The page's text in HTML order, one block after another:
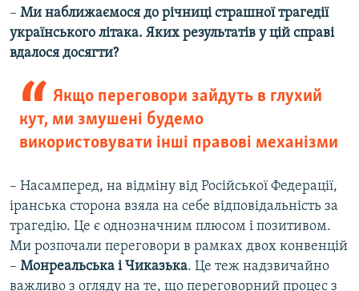
– Ми наближаємося до річниці страшної трагедії
українського літака. Яких результатів у цій справі
вдалося досягти?
Якщо переговори зайдуть в глухий
кут, ми змушені будемо
використовувати інші правові механізми
– Насамперед, на відміну від Російської Федерації,
іранська сторона взяла на себе відповідальність за
трагедію. Це є однозначним плюсом і позитивом.
Ми розпочали переговори в рамках двох конвенцій
– Монреальська і Чиказька. Це теж надзвичайно
важливо з огляду на те, що переговорний процес з